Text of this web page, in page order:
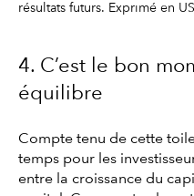
résultats futurs. Exprimé en
4. C’est le bon
équilibre
Compte tenu de cette
temps pour les
entre la croissance du